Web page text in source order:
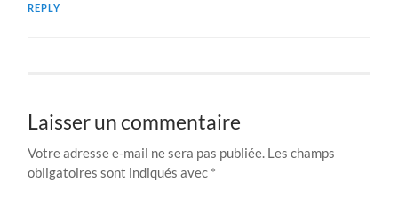
REPLY
Laisser un commentaire
Votre adresse e-mail ne sera pas publiée. Les champs
obligatoires sont indiqués avec *